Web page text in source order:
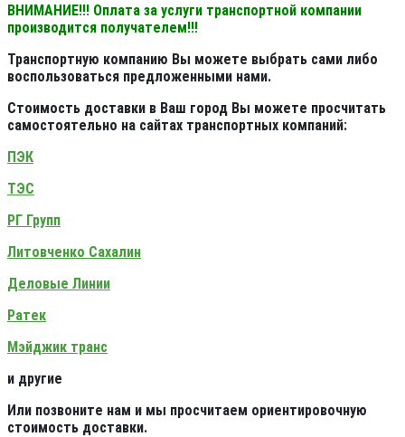
ВНИМАНИЕ!!! Оплата за услуги транспортной компании
производится получателем!!!
Транспортную компанию Вы можете выбрать сами либо
воспользоваться предложенными нами.
Стоимость доставки в Ваш город Вы можете просчитать
самостоятельно на сайтах транспортных компаний:
ПЭК
ТЭС
РГ Групп
Литовченко Сахалин
Деловые Линии
Ратек
Мэйджик транс
и другие
Или позвоните нам и мы просчитаем ориентировочную
стоимость доставки.